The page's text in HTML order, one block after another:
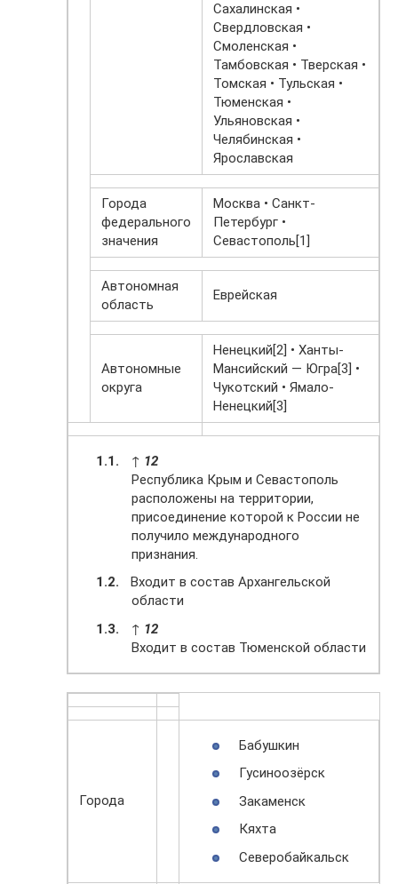
Сахалинская •
Свердловская •
Смоленская •
Тамбовская • Тверская •
Томская • Тульская •
Тюменская •
Ульяновская •
Челябинская •
Ярославская
Города
федерального
значения
Москва • Санкт-
Петербург •
Севастополь[1]
Автономная
область
Еврейская
Автономные
округа
Ненецкий[2] • Ханты-
Мансийский — Югра[3] •
Чукотский • Ямало-
Ненецкий[3]
↑ 12
Республика Крым и Севастополь
расположены на территории,
присоединение которой к России не
получило международного
признания.
Входит в состав Архангельской
области
↑ 12
Входит в состав Тюменской области
Города
Бабушкин
Гусиноозёрск
Закаменск
Кяхта
Северобайкальск